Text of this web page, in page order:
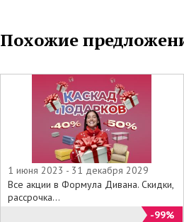
Похожие
1 июня 2023 - 31 декабря 2029
Все акции в Формула Дивана. Скидки,
рассрочка...
-99%